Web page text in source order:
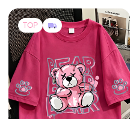
TOP